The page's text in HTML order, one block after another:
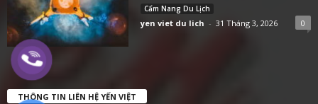
Cẩm Nang Du Lịch
yen viet du lich - 31 Tháng 3, 2026 0
THÔNG TIN LIÊN HỆ YẾN VIỆT